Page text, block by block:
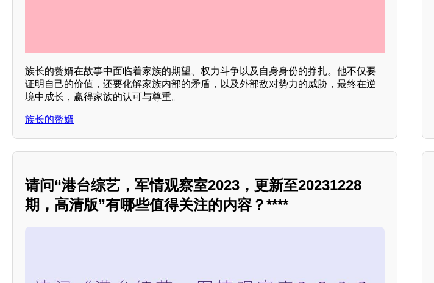
族长的赘婿在故事中面临着家族的期望、权力斗争以及自身身份的挣扎。他不仅要
证明自己的价值，还要化解家族内部的矛盾，以及外部敌对势力的威胁，最终在逆
境中成长，赢得家族的认可与尊重。
族长的赘婿
请问“港台综艺，军情观察室2023，更新至20231228
期，高清版”有哪些值得关注的内容？****